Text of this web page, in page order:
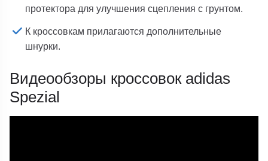
протектора для улучшения сцепления с грунтом.
К кроссовкам прилагаются дополнительные
шнурки.
Видеообзоры кроссовок adidas
Spezial